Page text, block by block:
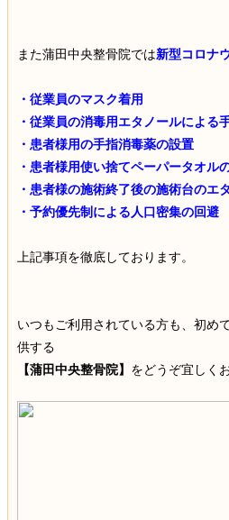
また蒲田中央整骨院では新型コロナ
・従業員のマスク着用
・従業員の消毒用エタノールによる
・患者様用の手指消毒薬の設置
・患者様用使い捨てペーパータオル
・患者様の施術終了後の施術台のエ
・予約優先制による人口密集の回避
上記事項を徹底しております。
いつもご利用されている方も、初め
供する
【蒲田中央整骨院】 をどうぞ宜しく